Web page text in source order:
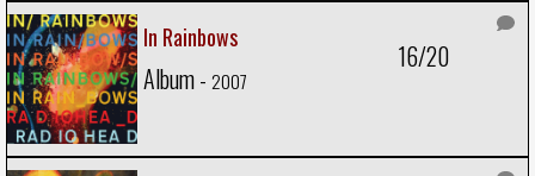
In Rainbows
Album - 2007
16/20